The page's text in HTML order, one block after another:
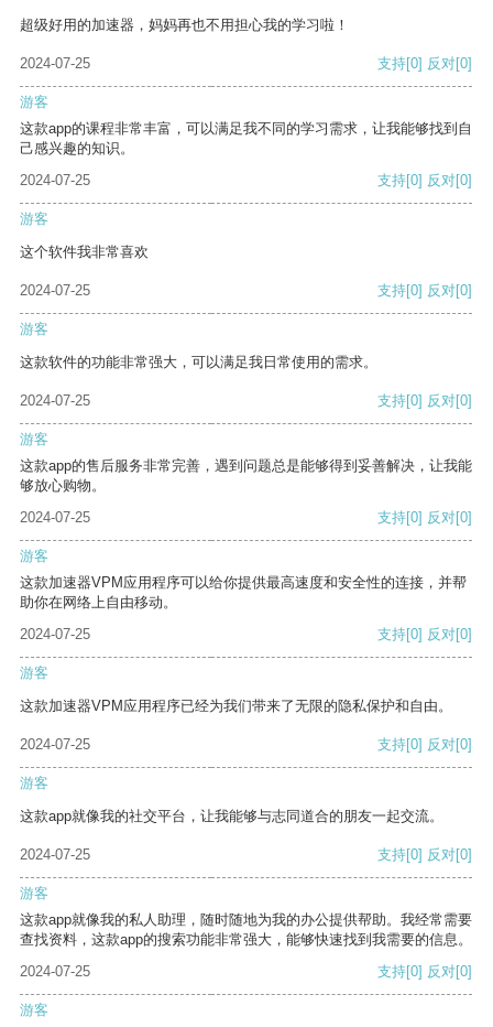
超级好用的加速器，妈妈再也不用担心我的学习啦！
2024-07-25 支持[0] 反对[0]
游客
这款app的课程非常丰富，可以满足我不同的学习需求，让我能够找到自
己感兴趣的知识。
2024-07-25
支持[0] 反对[0]
游客
这个软件我非常喜欢
2024-07-25 支持[0] 反对[0]
游客
这款软件的功能非常强大，可以满足我日常使用的需求。
2024-07-25 支持[0] 反对[0]
游客
这款app的售后服务非常完善，遇到问题总是能够得到妥善解决，让我能
够放心购物。
2024-07-25
支持[0] 反对[0]
游客
这款加速器VPM应用程序可以给你提供最高速度和安全性的连接，并帮
助你在网络上自由移动。
2024-07-25
支持[0] 反对[0]
游客
这款加速器VPM应用程序已经为我们带来了无限的隐私保护和自由。
2024-07-25 支持[0] 反对[0]
游客
这款app就像我的社交平台，让我能够与志同道合的朋友一起交流。
2024-07-25 支持[0] 反对[0]
游客
这款app就像我的私人助理，随时随地为我的办公提供帮助。我经常需要
查找资料，这款app的搜索功能非常强大，能够快速找到我需要的信息。
2024-07-25
支持[0] 反对[0]
游客